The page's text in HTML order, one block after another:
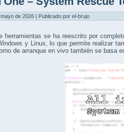
de 2026 | Publicado por el-brujo
herramientas se ha reescrito por
y Linux, lo que permite realizar
de arranque en vivo también se basa